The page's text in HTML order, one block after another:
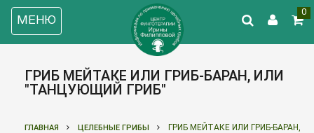
МЕНЮ
0
ГРИБ МЕЙТАКЕ ИЛИ ГРИБ-БАРАН, ИЛИ
"ТАНЦУЮЩИЙ ГРИБ"
ГЛАВНАЯ ЦЕЛЕБНЫЕ ГРИБЫ ГРИБ МЕЙТАКЕ ИЛИ ГРИБ-БАРАН,